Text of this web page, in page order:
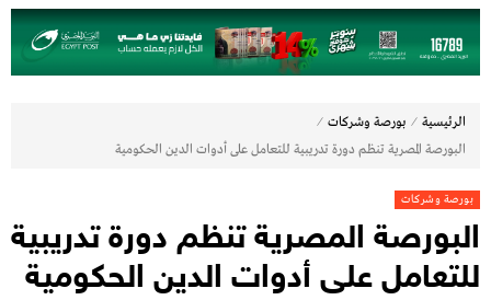
الرئيسية ⁄ بورصة وشركات ⁄
البورصة المصرية تنظم دورة تدريبية للتعامل على أدوات الدين الحكومية
بورصة وشركات
البورصة المصرية تنظم دورة تدريبية
للتعامل على أدوات الدين الحكومية